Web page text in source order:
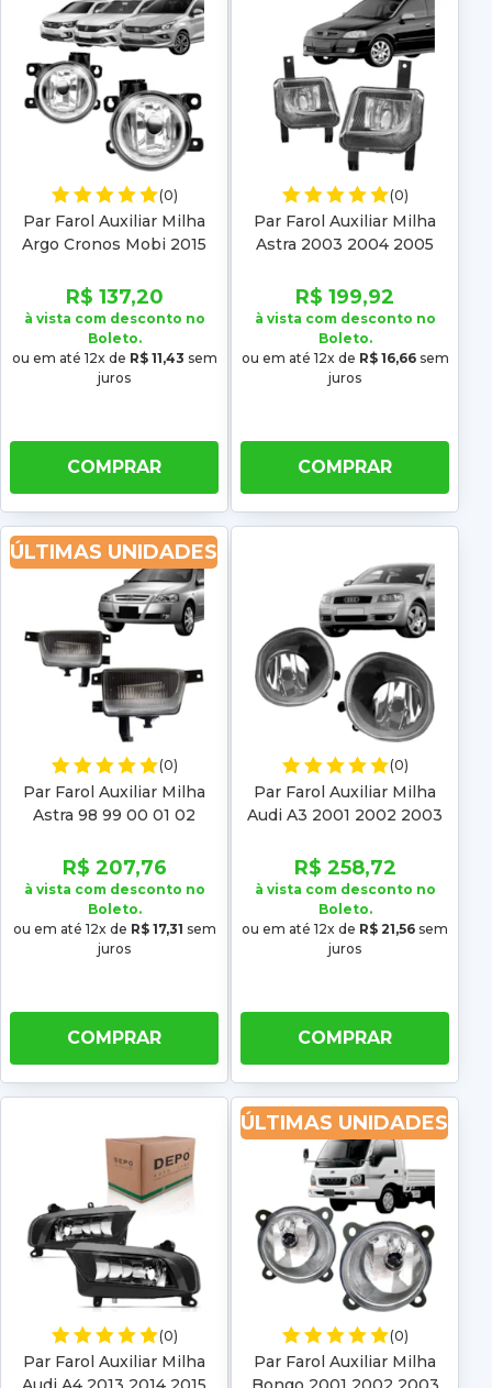
(0)
Par Farol Auxiliar Milha
Argo Cronos Mobi 2015
R$ 137,20
à vista com desconto no
Boleto.
ou em até 12x de R$ 11,43 sem
juros
COMPRAR
(0)
Par Farol Auxiliar Milha
Astra 2003 2004 2005
R$ 199,92
à vista com desconto no
Boleto.
ou em até 12x de R$ 16,66sem
juros
COMPRAR
ÚLTIMAS UNIDADES
(0)
Par Farol Auxiliar Milha
Astra 98 99 00 01 02
R$ 207,76
à vista com desconto no
Boleto.
ou em até 12x de R$ 17,31 sem
juros
COMPRAR
(0)
Par Farol Auxiliar Milha
Audi A3 2001 2002 2003
R$ 258,72
à vista com desconto no
Boleto.
ou em até 12x de R$ 21,56 sem
juros
COMPRAR
(0)
Par Farol Auxiliar Milha
ÚLTIMAS UNIDADES
(0)
Par Farol Auxiliar Milha